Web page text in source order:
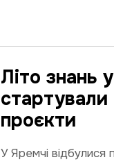
Літо знань
стартували
проєкти
У Яремчі відбулися